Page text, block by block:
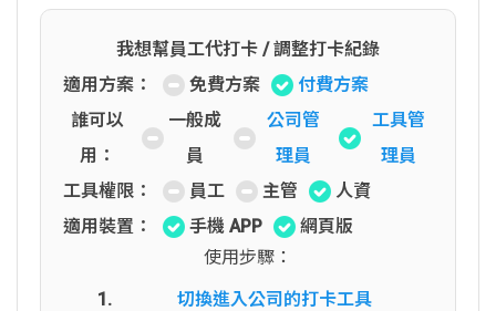
我想幫員工代打卡 / 調整打卡紀錄
適用方案：
免費方案
付費方案
誰可以
用：
一般成
員
公司管
理員
工具管
理員
工具權限：
員工 主管
人資
適用裝置：
手機 APP
網頁版
使用步驟：
切換進入公司的打卡工具